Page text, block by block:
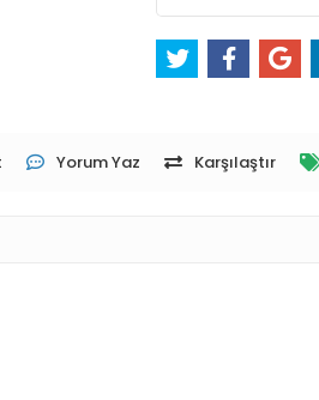
Yorum Yaz Karşılaştır